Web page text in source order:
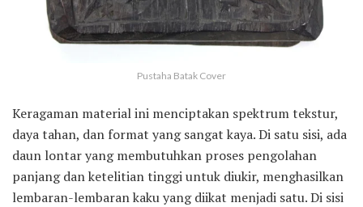
Pustaha Batak Cover
Keragaman material ini menciptakan spektrum tekstur,
daya tahan, dan format yang sangat kaya. Di satu sisi, ada
daun lontar yang membutuhkan proses pengolahan
panjang dan ketelitian tinggi untuk diukir, menghasilkan
lembaran-lembaran kaku yang diikat menjadi satu. Di sisi